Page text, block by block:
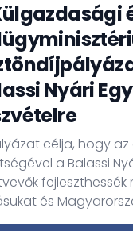
Nyári
célja, hogy
a Balassi
és